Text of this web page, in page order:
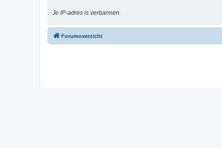
Je IP-adres is verbannen.
Forumoverzicht